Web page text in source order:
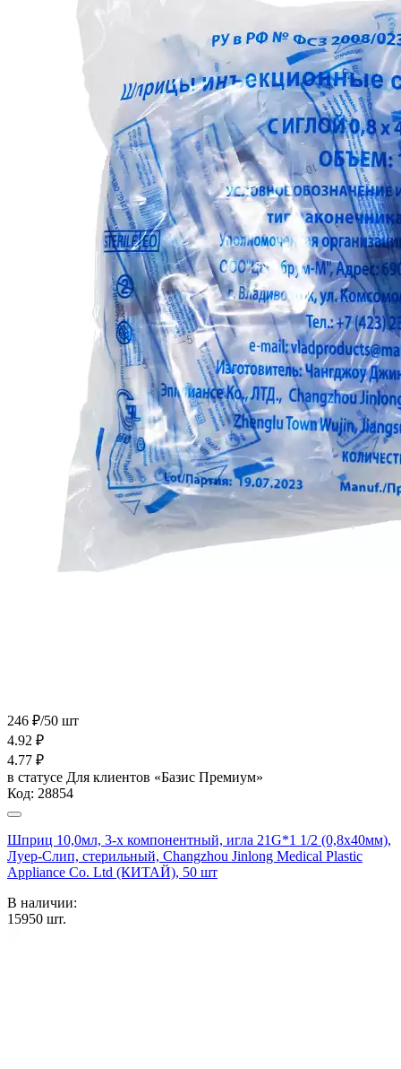
246 ₽/50 шт
4.92 ₽
4.77 ₽
в статусе Для клиентов «Базис Премиум»
Код: 28854
Шприц 10,0мл, 3-х компонентный, игла 21G*1 1/2 (0,8х40мм),
Луер-Слип, стерильный, Changzhou Jinlong Medical Plastic
Appliance Co. Ltd (КИТАЙ), 50 шт
В наличии:
15950 шт.